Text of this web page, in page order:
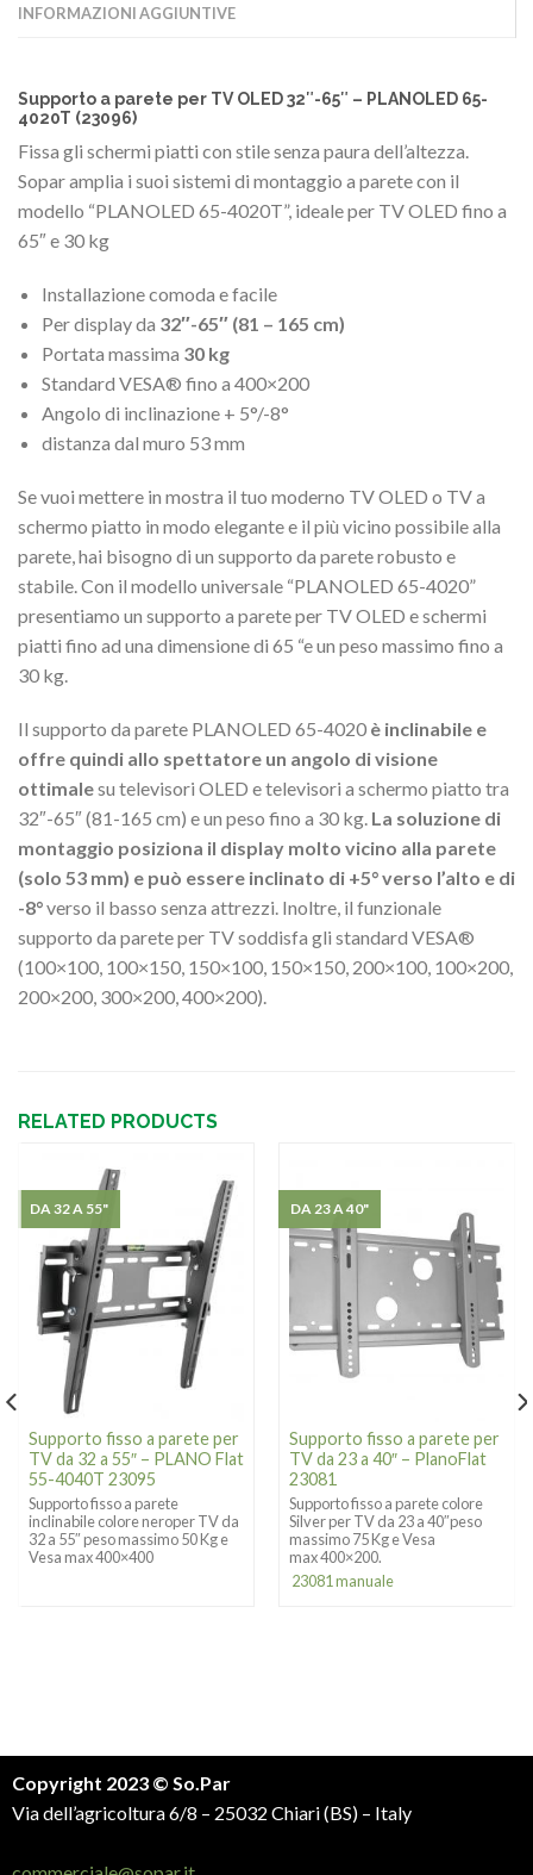
INFORMAZIONI AGGIUNTIVE
Supporto a parete per TV OLED 32″-65″ – PLANOLED 65-
4020T (23096)
Fissa gli schermi piatti con stile senza paura dell’altezza.
Sopar amplia i suoi sistemi di montaggio a parete con il
modello “PLANOLED 65-4020T”, ideale per TV OLED fino a
65″ e 30 kg
Installazione comoda e facile
Per display da 32″-65″ (81 – 165 cm)
Portata massima 30 kg
Standard VESA® fino a 400×200
Angolo di inclinazione + 5°/-8°
distanza dal muro 53 mm
Se vuoi mettere in mostra il tuo moderno TV OLED o TV a
schermo piatto in modo elegante e il più vicino possibile alla
parete, hai bisogno di un supporto da parete robusto e
stabile. Con il modello universale “PLANOLED 65-4020”
presentiamo un supporto a parete per TV OLED e schermi
piatti fino ad una dimensione di 65 “e un peso massimo fino a
30 kg.
Il supporto da parete PLANOLED 65-4020 è inclinabile e
offre quindi allo spettatore un angolo di visione
ottimalesu televisori OLED e televisori a schermo piatto tra
32″-65″ (81-165 cm) e un peso fino a 30 kg. La soluzione di
montaggio posiziona il display molto vicino alla parete
(solo 53 mm) e può essere inclinato di +5° verso l’alto e di
-8°verso il basso senza attrezzi. Inoltre, il funzionale
supporto da parete per TV soddisfa gli standard VESA®
(100×100, 100×150, 150×100, 150×150, 200×100, 100×200,
200×200, 300×200, 400×200).
RELATED PRODUCTS
Supporto fisso a parete per
TV da 32 a 55″ – PLANO Flat
55-4040T 23095
Supporto fisso a parete
inclinabile colore neroper TV da
32 a 55″ peso massimo 50 Kg e
Vesa max 400×400
DA 32 A 55"
Supporto fisso a parete per
TV da 23 a 40″ – PlanoFlat
23081
Supporto fisso a parete colore
Silver per TV da 23 a 40″peso
massimo 75 Kg e Vesa
max 400×200.
23081 manuale
DA 23 A 40"
Copyright 2023 © So.Par
Via dell’agricoltura 6/8 – 25032 Chiari (BS) – Italy